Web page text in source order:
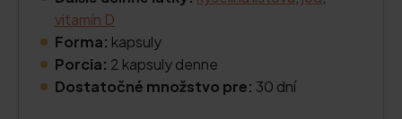
vitamín D
Forma: kapsuly
Porcia: 2 kapsuly denne
Dostatočné množstvo pre: 30 dní